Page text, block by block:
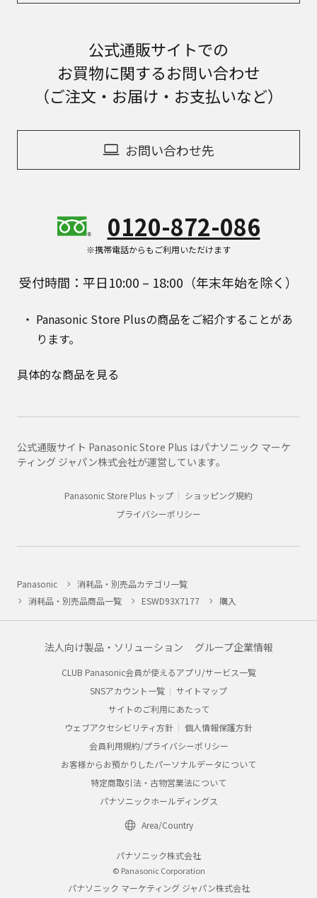
公式通販サイトでの
お買物に関するお問い合わせ
（ご注文・お届け・お支払いなど）
お問い合わせ先
0120-872-086
※携帯電話からもご利用いただけます
受付時間：平日10:00 – 18:00（年末年始を除く）
Panasonic Store Plusの商品をご紹介することがあ
ります。
具体的な商品を見る
公式通販サイト Panasonic Store Plus はパナソニック マーケ
ティング ジャパン株式会社が運営しています。
Panasonic Store Plus トップ
ショッピング規約
プライバシーポリシー
Panasonic
消耗品・別売品カテゴリ一覧
消耗品・別売品商品一覧
ESWD93X7177 購入
法人向け製品・ソリューション グループ企業情報
CLUB Panasonic会員が使えるアプリ/サービス一覧
SNSアカウント一覧
サイトマップ
サイトのご利用にあたって
ウェブアクセシビリティ方針
個人情報保護方針
会員利用規約/プライバシーポリシー
お客様からお預かりしたパーソナルデータについて
特定商取引法・古物営業法について
パナソニックホールディングス
Area/Country
パナソニック株式会社
© Panasonic Corporation
パナソニック マーケティング ジャパン株式会社